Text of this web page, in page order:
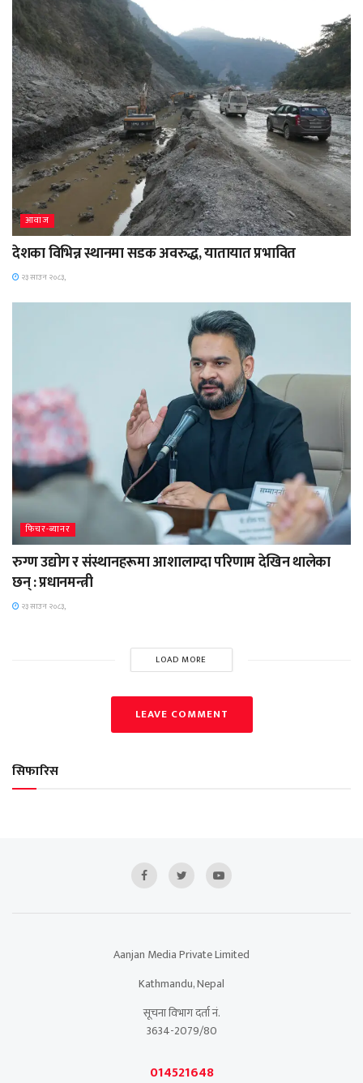
आवाज
देशका विभिन्न स्थानमा सडक अवरुद्ध, यातायात प्रभावित
२३ साउन २०८३,
फिचर-ब्यानर
रुग्ण उद्योग र संस्थानहरूमा आशालाग्दा परिणाम देखिन थालेका
छन् : प्रधानमन्त्री
२३ साउन २०८३,
LOAD MORE
LEAVE COMMENT
सिफारिस
Aanjan Media Private Limited
Kathmandu, Nepal
सूचना विभाग दर्ता नं.
3634-2079/80
014521648